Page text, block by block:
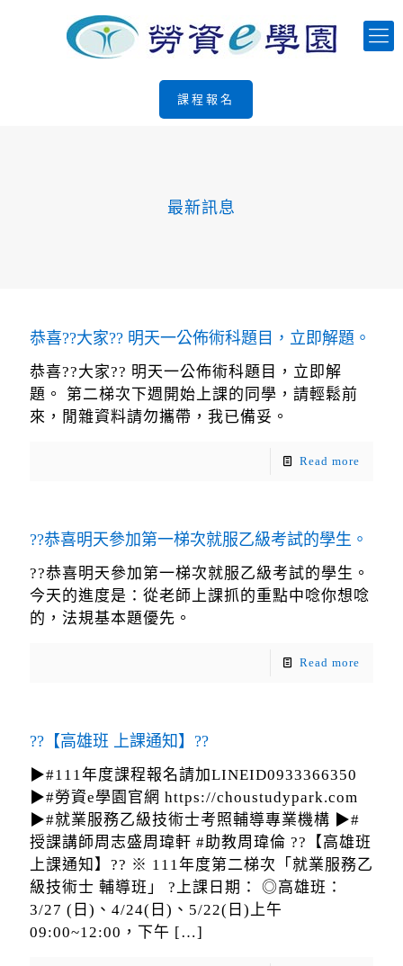
課程報名
最新訊息
恭喜??大家?? 明天一公佈術科題目，立即解題。
恭喜??大家?? 明天一公佈術科題目，立即解
題。 第二梯次下週開始上課的同學，請輕鬆前
來，閒雜資料請勿攜帶，我已備妥。
Read more
??恭喜明天參加第一梯次就服乙級考試的學生。
??恭喜明天參加第一梯次就服乙級考試的學生。
今天的進度是：從老師上課抓的重點中唸你想唸
的，法規基本題優先。
Read more
??【高雄班 上課通知】??
▶#111年度課程報名請加LINEID0933366350
▶#勞資e學園官網 https://choustudypark.com
▶#就業服務乙級技術士考照輔導專業機構 ▶#
授課講師周志盛周瑋軒 #助教周瑋倫 ??【高雄班
上課通知】?? ※ 111年度第二梯次「就業服務乙
級技術士 輔導班」 ?上課日期： ◎高雄班：
3/27 (日)、4/24(日)、5/22(日)上午
09:00~12:00，下午 […]